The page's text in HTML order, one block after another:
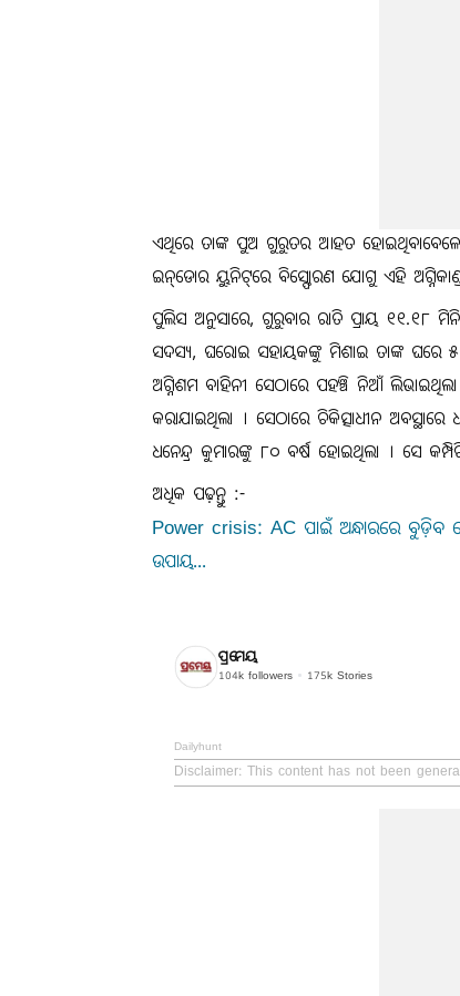
ଏଥିରେ ତାଙ୍କ ପୁଅ ଗୁରୁତର ଆହତ ହୋଇଥିବାବେଳେ
ଇନ୍‌ଡୋର ୟୁନିଟ୍‌ରେ ବିସ୍ଫୋରଣ ଯୋଗୁ ଏହି
ପୁଲିସ ଅନୁସାରେ, ଗୁରୁବାର ରାତି ପ୍ରାୟ ୧୧.୧୮
ସଦସ୍ୟ, ଘରୋଇ ସହାୟକଙ୍କୁ ମିଶାଇ ତାଙ୍କ ଘରେ
ଅଗ୍ନିଶମ ବାହିନୀ ସେଠାରେ ପହଞ୍ଚି ନିଆଁ ଲିଭାଇଥିଲା
କରାଯାଇଥିଲା । ସେଠାରେ ଚିକିତ୍ସାଧୀନ
ଧନେନ୍ଦ୍ର କୁମାରଙ୍କୁ ୮୦ ବର୍ଷ ହୋଇଥିଲା । ସେ
ଅଧିକ ପଢ଼ନ୍ତୁ :-
Power crisis: AC ପାଇଁ ଅନ୍ଧାରରେ ବୁଡ଼ିବ
ଉପାୟ...
ପ୍ରମେୟ
104k followers 175k Stories
Dailyhunt
Disclaimer: This content has not been